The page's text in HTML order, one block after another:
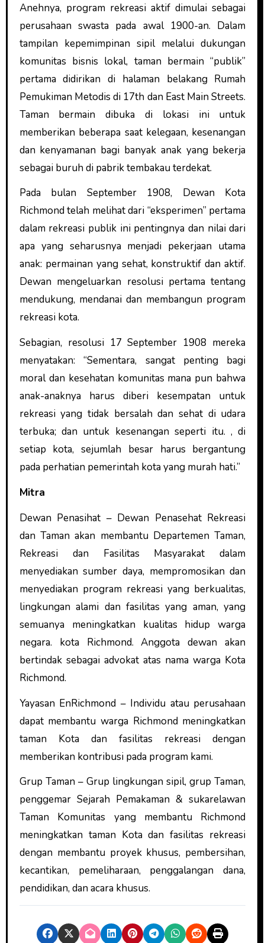
Anehnya, program rekreasi aktif dimulai sebagai
perusahaan swasta pada awal 1900-an. Dalam
tampilan kepemimpinan sipil melalui dukungan
komunitas bisnis lokal, taman bermain “publik”
pertama didirikan di halaman belakang Rumah
Pemukiman Metodis di 17th dan East Main Streets.
Taman bermain dibuka di lokasi ini untuk
memberikan beberapa saat kelegaan, kesenangan
dan kenyamanan bagi banyak anak yang bekerja
sebagai buruh di pabrik tembakau terdekat.
Pada bulan September 1908, Dewan Kota
Richmond telah melihat dari “eksperimen” pertama
dalam rekreasi publik ini pentingnya dan nilai dari
apa yang seharusnya menjadi pekerjaan utama
anak: permainan yang sehat, konstruktif dan aktif.
Dewan mengeluarkan resolusi pertama tentang
mendukung, mendanai dan membangun program
rekreasi kota.
Sebagian, resolusi 17 September 1908 mereka
menyatakan: “Sementara, sangat penting bagi
moral dan kesehatan komunitas mana pun bahwa
anak-anaknya harus diberi kesempatan untuk
rekreasi yang tidak bersalah dan sehat di udara
terbuka; dan untuk kesenangan seperti itu. , di
setiap kota, sejumlah besar harus bergantung
pada perhatian pemerintah kota yang murah hati.”
Mitra
Dewan Penasihat – Dewan Penasehat Rekreasi
dan Taman akan membantu Departemen Taman,
Rekreasi dan Fasilitas Masyarakat dalam
menyediakan sumber daya, mempromosikan dan
menyediakan program rekreasi yang berkualitas,
lingkungan alami dan fasilitas yang aman, yang
semuanya meningkatkan kualitas hidup warga
negara. kota Richmond. Anggota dewan akan
bertindak sebagai advokat atas nama warga Kota
Richmond.
Yayasan EnRichmond – Individu atau perusahaan
dapat membantu warga Richmond meningkatkan
taman Kota dan fasilitas rekreasi dengan
memberikan kontribusi pada program kami.
Grup Taman – Grup lingkungan sipil, grup Taman,
penggemar Sejarah Pemakaman & sukarelawan
Taman Komunitas yang membantu Richmond
meningkatkan taman Kota dan fasilitas rekreasi
dengan membantu proyek khusus, pembersihan,
kecantikan, pemeliharaan, penggalangan dana,
pendidikan, dan acara khusus.